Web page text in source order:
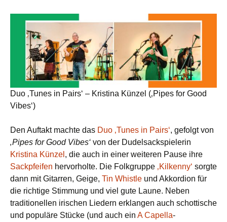
Duo ‚Tunes in Pairs‘ – Kristina Künzel (‚Pipes for Good
Vibes‘)
Den Auftakt machte das Duo ‚Tunes in Pairs‘, gefolgt von
‚Pipes for Good Vibes‘ von der Dudelsackspielerin
Kristina Künzel , die auch in einer weiteren Pause ihre
Sackpfeifen hervorholte. Die Folkgruppe ‚Kilkenny‘ sorgte
dann mit Gitarren, Geige, Tin Whistle und Akkordion für
die richtige Stimmung und viel gute Laune. Neben
traditionellen irischen Liedern erklangen auch schottische
und populäre Stücke (und auch ein A Capella-